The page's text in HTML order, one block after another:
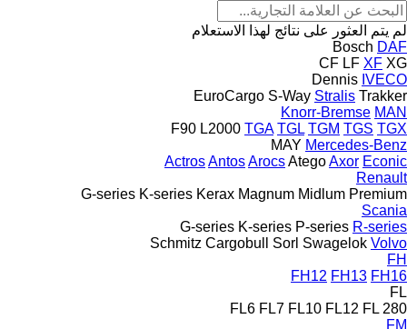
لم يتم العثور على نتائج لهذا الاستعلام
Bosch DAF
CF LF XF XG
Dennis IVECO
EuroCargo S-Way Stralis Trakker
Knorr-Bremse MAN
F90 L2000 TGA TGL TGM TGS TGX
MAY Mercedes-Benz
ActrosAntosArocsAtegoAxor Econic
Renault
G-series K-series Kerax Magnum Midlum Premium
Scania
G-series K-series P-series R-series
Schmitz Cargobull
Sorl Swagelok Volvo
FH
FH12 FH13 FH16
FL
FL6 FL7 FL10 FL12 FL 280
FM